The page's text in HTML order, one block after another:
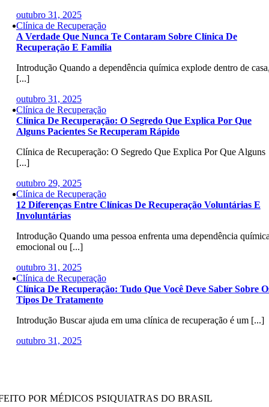
outubro 31, 2025
Clínica de Recuperação
A Verdade Que Nunca Te Contaram Sobre Clínica De
Recuperação E Família
Introdução Quando a dependência química explode dentro de
[...]
outubro 31, 2025
Clínica de Recuperação
Clínica De Recuperação: O Segredo Que Explica Por Que
Alguns Pacientes Se Recuperam Rápido
Clínica de Recuperação: O Segredo Que Explica Por Que Alguns
[...]
outubro 29, 2025
Clínica de Recuperação
12 Diferenças Entre Clínicas De Recuperação Voluntárias E
Involuntárias
Introdução Quando uma pessoa enfrenta uma dependência
emocional ou [...]
outubro 31, 2025
Clínica de Recuperação
Clínica De Recuperação: Tudo Que Você Deve Saber Sobre
Tipos De Tratamento
Introdução Buscar ajuda em uma clínica de recuperação é um [...]
outubro 31, 2025
POR MÉDICOS PSIQUIATRAS DO BRASIL